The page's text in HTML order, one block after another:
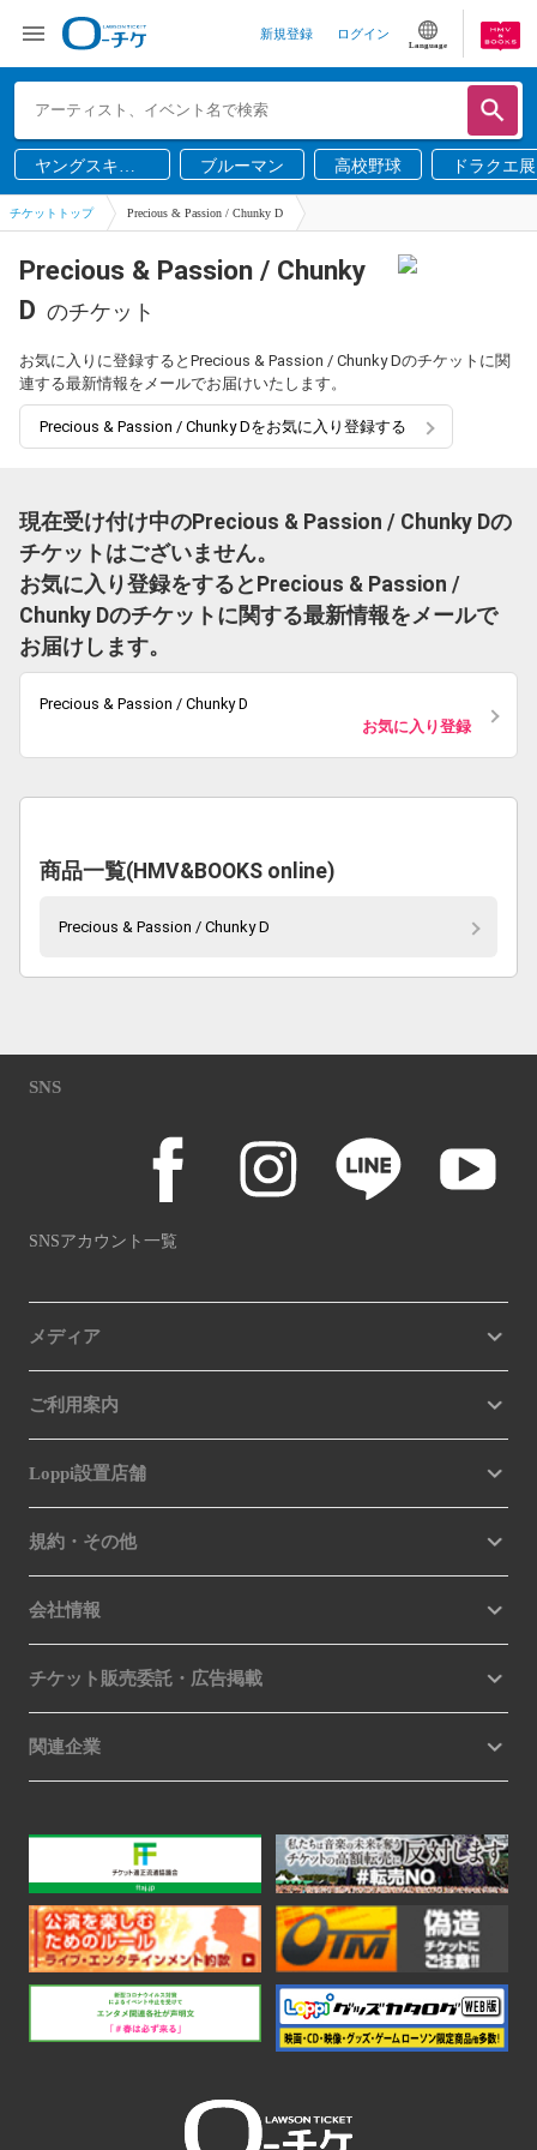
新規登録 ログイン
Language
ヤングスキニ
ー
ブルーマン 高校野球 ドラクエ展
チケットトップ Precious & Passion / Chunky D
Precious & Passion / Chunky
D のチケット
お気に入りに登録するとPrecious & Passion / Chunky Dのチケットに関
連する最新情報をメールでお届けいたします。
Precious & Passion / Chunky Dをお気に入り登録する
現在受け付け中のPrecious & Passion / Chunky Dの
チケットはございません。
お気に入り登録をするとPrecious & Passion /
Chunky Dのチケットに関する最新情報をメールで
お届けします。
Precious & Passion / Chunky D
お気に入り登録
商品一覧(HMV&BOOKS online)
Precious & Passion / Chunky D
SNS
SNSアカウント一覧
メディア
ご利用案内
Loppi設置店舗
規約・その他
会社情報
チケット販売委託・広告掲載
関連企業